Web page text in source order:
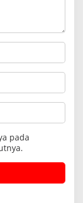
pada